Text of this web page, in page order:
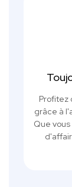
Profitez
grâce à
Que